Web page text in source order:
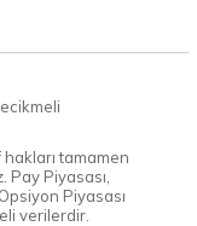
tamamen
Piyasası,
Piyasası
verilerdir.